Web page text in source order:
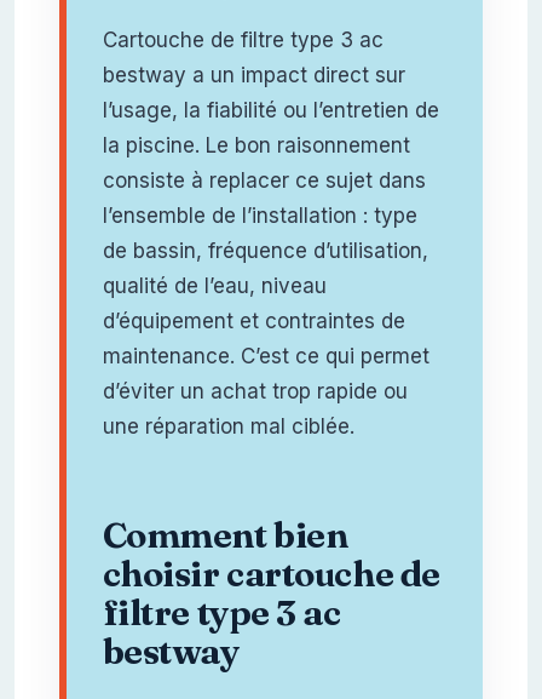
Cartouche de filtre type 3 ac
bestway a un impact direct sur
l’usage, la fiabilité ou l’entretien de
la piscine. Le bon raisonnement
consiste à replacer ce sujet dans
l’ensemble de l’installation : type
de bassin, fréquence d’utilisation,
qualité de l’eau, niveau
d’équipement et contraintes de
maintenance. C’est ce qui permet
d’éviter un achat trop rapide ou
une réparation mal ciblée.
Comment bien
choisir cartouche de
filtre type 3 ac
bestway